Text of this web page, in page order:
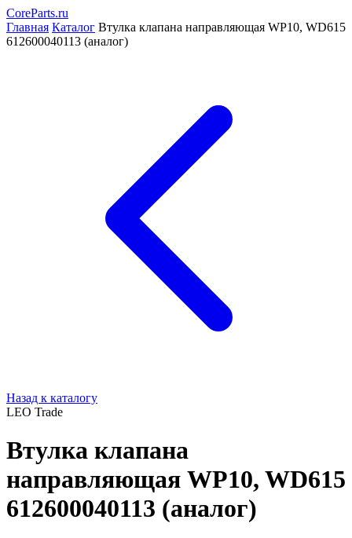
CoreParts.ru
Главная Каталог Втулка клапана направляющая WP10, WD615
612600040113 (аналог)
Назад к каталогу
LEO Trade
Втулка клапана
направляющая WP10, WD615
612600040113 (аналог)